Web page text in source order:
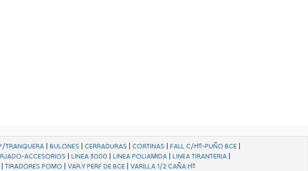
TRANQUERA| BULONES | CERRADURAS | CORTINAS | FALL C/Hº-PUÑO BCE|
ACCESORIOS |LINEA 3000 |LINEA POLIAMIDA |LINEA TIRANTERIA |
| TIRADORES POMO | VAR.Y PERF DE BCE| VARILLA 1/2 CAÑA Hº